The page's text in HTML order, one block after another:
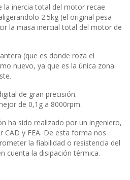
la inercia total del motor recae
2.5kg (el original pesa
la masa inercial total del motor de
(que es donde roza el
nuevo, ya que es la única zona
de gran precisión.
de 0,1g a 8000rpm.
ha sido realizado por un ingeniero,
CAD y FEA. De esta forma nos
la fiabilidad o resistencia del
cuenta la disipación térmica.